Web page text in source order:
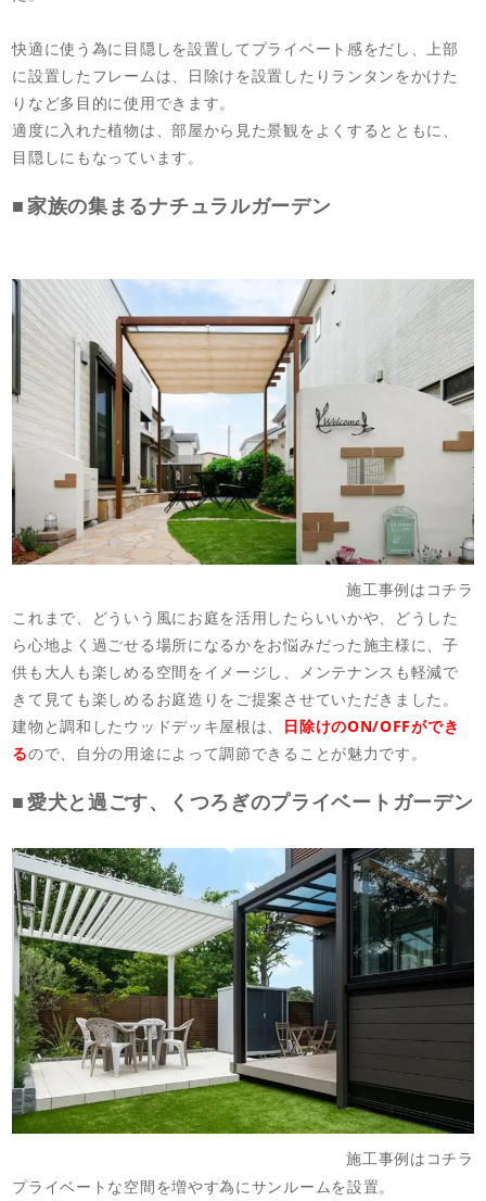
快適に使う為に目隠しを設置してプライベート感をだし、上部
に設置したフレームは、日除けを設置したりランタンをかけた
りなど多目的に使用できます。
適度に入れた植物は、部屋から見た景観をよくするとともに、
目隠しにもなっています。
家族の集まるナチュラルガーデン
施工事例はコチラ
これまで、どういう風にお庭を活用したらいいかや、どうした
ら心地よく過ごせる場所になるかをお悩みだった施主様に、子
供も大人も楽しめる空間をイメージし、メンテナンスも軽減で
きて見ても楽しめるお庭造りをご提案させていただきました。
建物と調和したウッドデッキ屋根は、 日除けのON/OFFができ
るので、自分の用途によって調節できることが魅力です。
愛犬と過ごす、くつろぎのプライベートガーデン
施工事例はコチラ
プライベートな空間を増やす為にサンルームを設置。